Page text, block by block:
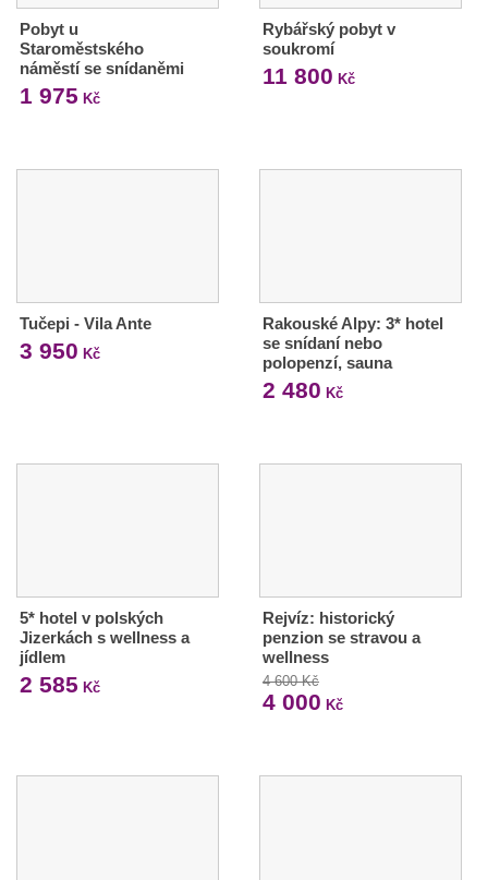
Pobyt u
Staroměstského
náměstí se snídaněmi
1 975 Kč
Rybářský pobyt v
soukromí
11 800 Kč
Tučepi - Vila Ante
3 950 Kč
Rakouské Alpy: 3* hotel
se snídaní nebo
polopenzí, sauna
2 480 Kč
5* hotel v polských
Jizerkách s wellness a
jídlem
2 585 Kč
Rejvíz: historický
penzion se stravou a
wellness
4 600 Kč
4 000 Kč